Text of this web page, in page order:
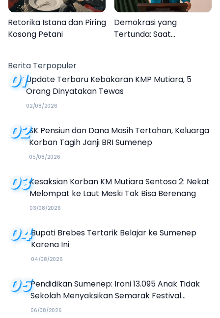
Retorika Istana dan Piring
Kosong Petani
Demokrasi yang
Tertunda: Saat
Berita Terpopuler
01Update Terbaru Kebakaran KMP Mutiara, 5
Orang Dinyatakan Tewas
02/08/2026
02SK Pensiun dan Dana Masih Tertahan, Keluarga
Korban Tagih Janji BRI Sumenep
05/08/2026
03Kesaksian Korban KM Mutiara Sentosa 2: Nekat
Melompat ke Laut Meski Tak Bisa Berenang
03/08/2026
04Bupati Brebes Tertarik Belajar ke Sumenep
Karena Ini
04/08/2026
05Pendidikan Sumenep: Ironi 13.095 Anak Tidak
Sekolah Menyaksikan Semarak Festival
Kalender Event 2026
06/08/2026